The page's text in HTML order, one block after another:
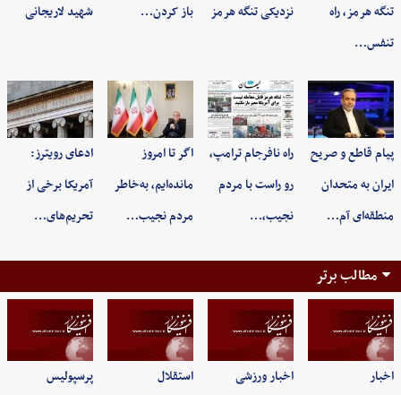
تنگه هرمز، راه
تنفس…
نزدیکی تنگه هرمز
باز کردن…
شهید لاریجانی
پیام قاطع و صریح
ایران به متحدان
منطقه‌ای آم…
راه نافرجام ترامپ،
رو راست با مردم
نجیب،…
اگر تا امروز
مانده‌ایم، به‌خاطر
مردم نجیب…
ادعای رویترز:
آمریکا برخی از
تحریم‌های…
مطالب برتر
اخبار اخبار ورزشی استقلال پرسپولیس